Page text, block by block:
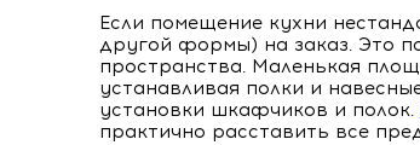
Если помещение кухни
другой формы) на заказ. Это
пространства. Маленькая
устанавливая полки и
установки шкафчиков и полок.
практично расставить все